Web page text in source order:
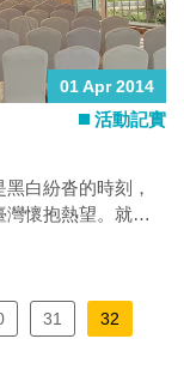
01 Apr 2014
活動記實
白紛沓的時刻，
懷抱熱望。​就算
31 32